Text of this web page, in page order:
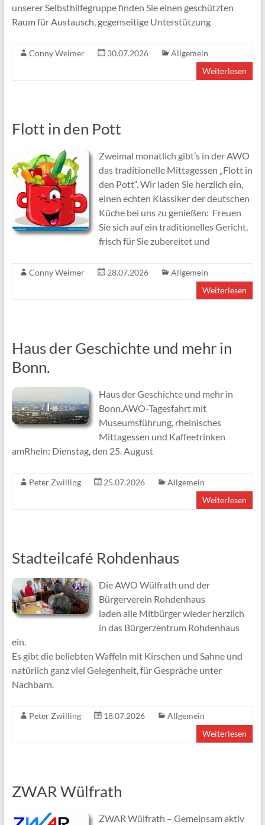
unserer Selbsthilfegruppe finden Sie einen geschützten
Raum für Austausch, gegenseitige Unterstützung
Conny Weimer 30.07.2026
Allgemein
Weiterlesen
Flott in den Pott
Zweimal monatlich gibt’s in der AWO
das traditionelle Mittagessen „Flott in
den Pott“. Wir laden Sie herzlich ein,
einen echten Klassiker der deutschen
Küche bei uns zu genießen: Freuen
Sie sich auf ein traditionelles Gericht,
frisch für Sie zubereitet und
Conny Weimer 28.07.2026
Allgemein
Weiterlesen
Haus der Geschichte und mehr in
Bonn.
Haus der Geschichte und mehr in
Bonn.AWO-Tagesfahrt mit
Museumsführung, rheinisches
Mittagessen und Kaffeetrinken
amRhein: Dienstag, den 25. August
Peter Zwilling 25.07.2026
Allgemein
Weiterlesen
Stadteilcafé Rohdenhaus
Die AWO Wülfrath und der
Bürgerverein Rohdenhaus
laden alle Mitbürger wieder herzlich
in das Bürgerzentrum Rohdenhaus
ein.
Es gibt die beliebten Waffeln mit Kirschen und Sahne und
natürlich ganz viel Gelegenheit, für Gespräche unter
Nachbarn.
Peter Zwilling 18.07.2026
Allgemein
Weiterlesen
ZWAR Wülfrath
ZWAR Wülfrath – Gemeinsam aktiv